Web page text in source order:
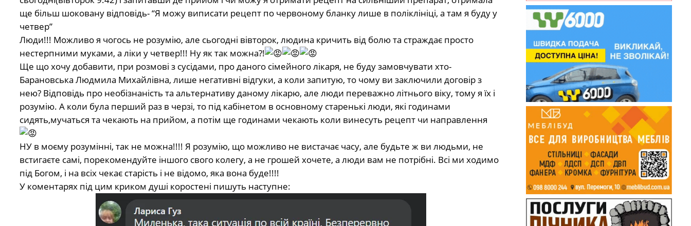
ще більш шоковану відповідь- “Я можу виписати рецепт по червоному бланку лише в поліклініці, а там я буду у
четвер”
Люди!!! Можливо я чогось не розумію, але сьогодні вівторок, людина кричить від болю та страждає просто
нестерпними муками, а ліки у четвер!!! Ну як так можна?!
Ще що хочу добавити, при розмові з сусідами, про даного сімейного лікаря, не буду замовчувати хто-
Барановська Людмила Михайлівна, лише негативні відгуки, а коли запитую, то чому ви заключили договір з
нею? Відповідь про необізнаність та альтернативу даному лікарю, але люди переважно літнього віку, тому я їх і
розумію. А коли була перший раз в черзі, то під кабінетом в основному старенькі люди, які годинами
сидять,мучаться та чекають на прийом, а потім ще годинами чекають коли винесуть рецепт чи направлення
НУ в моєму розумінні, так не можна!!!! Я розумію, що можливо не вистачає часу, але будьте ж ви людьми, не
встигаєте самі, порекомендуйте іншого свого колегу, а не грошей хочете, а люди вам не потрібні. Всі ми ходимо
під Богом, і на всіх чекає старість і не відомо, яка вона буде!!!!
У коментарях під цим криком душі коростені пишуть наступне: